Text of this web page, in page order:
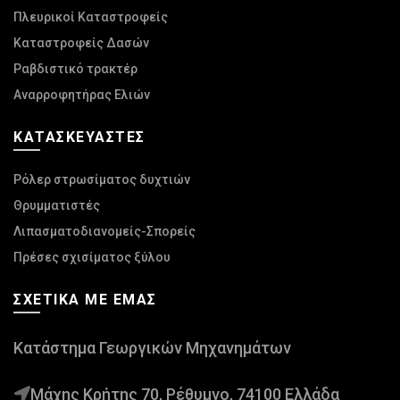
Πλευρικοί Καταστροφείς
Καταστροφείς Δασών
Ραβδιστικό τρακτέρ
Αναρροφητήρας Ελιών
ΚΑΤΑΣΚΕΥΑΣΤΈΣ
Ρόλερ στρωσίματος δυχτιών
Θρυμματιστές
Λιπασματοδιανομείς-Σπορείς
Πρέσες σχισίματος ξύλου
ΣΧΕΤΙΚΆ ΜΕ ΕΜΆΣ
Κατάστημα Γεωργικών Μηχανημάτων
Μάχης Κρήτης 70, Ρέθυμνο, 74100 Ελλάδα